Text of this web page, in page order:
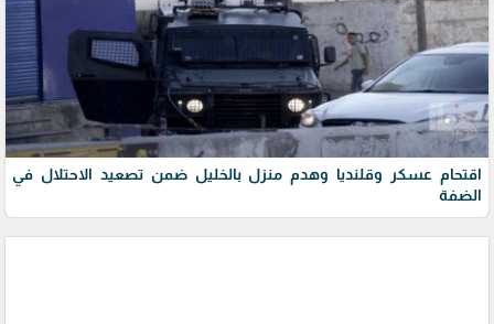
اقتحام عسكر وقلنديا وهدم منزل بالخليل ضمن تصعيد الاحتلال في
الضفة